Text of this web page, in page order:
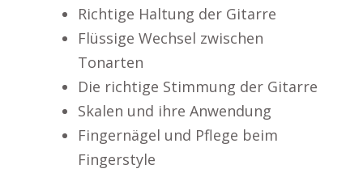
Richtige Haltung der Gitarre
Flüssige Wechsel zwischen
Tonarten
Die richtige Stimmung der Gitarre
Skalen und ihre Anwendung
Fingernägel und Pflege beim
Fingerstyle